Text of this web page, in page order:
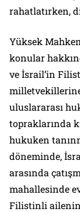
rahatlatırken,
Yüksek
konular
ve İsrail’in
uluslararası
topraklarında
hukuken
döneminde,
arasında
mahallesinde
Filistinli